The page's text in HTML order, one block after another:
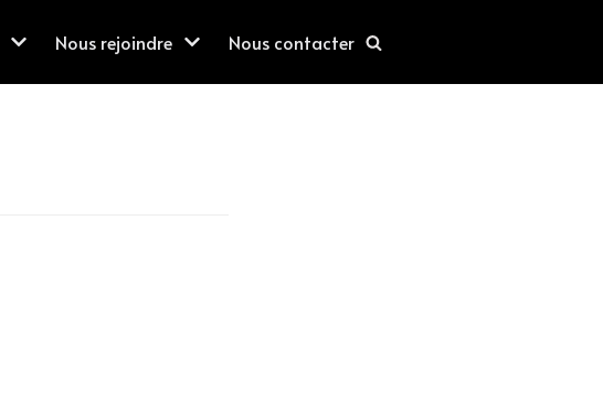
Nous rejoindre Nous contacter